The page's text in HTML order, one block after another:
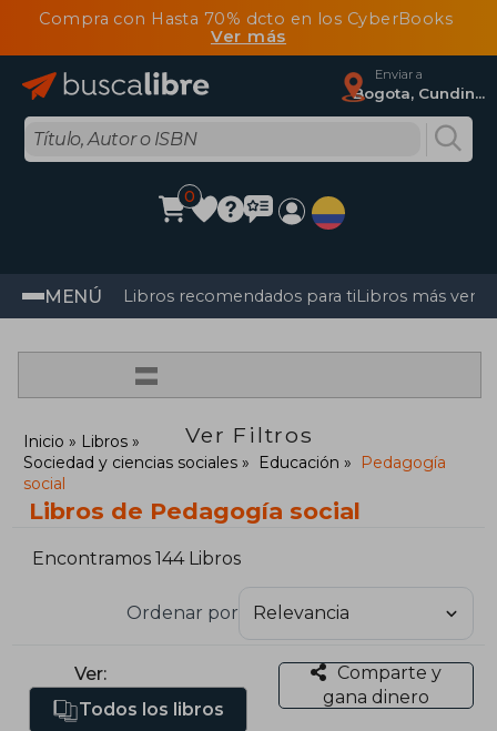
Compra con Hasta 70% dcto en los CyberBooks
Ver más
Enviar a
Bogota, Cundinamarca
0
MENÚ Libros recomendados para tiLibros más
=
Ver Filtros
Inicio
Libros
Sociedad y ciencias sociales
Educación
Pedagogía
social
Libros de Pedagogía social
Encontramos 144 Libros
Ordenar por
Ver:
Todos los libros
Comparte y
gana dinero